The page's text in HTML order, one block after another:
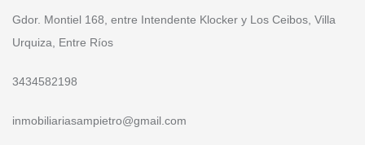
Gdor. Montiel 168, entre Intendente Klocker y Los Ceibos, Villa
Urquiza, Entre Ríos
3434582198
inmobiliariasampietro@gmail.com